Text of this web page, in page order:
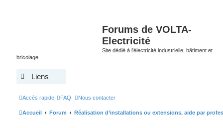
Forums de VOLTA-
Electricité
Site dédié à l'électricité industrielle, bâtiment et
bricolage.
Liens
Accès rapide FAQ Nous contacter
Accueil Forum Réalisation d’installations ou extensions, aide par